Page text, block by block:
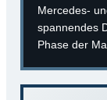
Mercedes-
spannendes
Phase der